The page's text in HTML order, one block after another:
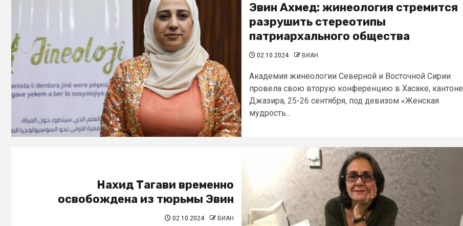
Эвин Ахмед: жинеология стремится
разрушить стереотипы
патриархального общества
02.10.2024 ВИАН
Академия жинеологии Северной и Восточной Сирии
провела свою вторую конференцию в Хасаке, кантоне
Джазира, 25-26 сентября, под девизом «Женская
мудрость...
Нахид Тагави временно
освобождена из тюрьмы Эвин
02.10.2024 ВИАН